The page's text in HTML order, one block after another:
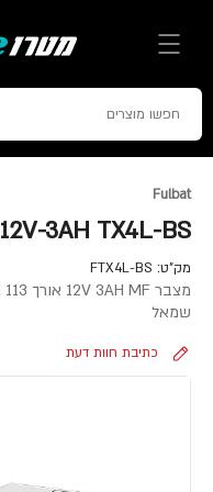
Fulbat
12V-3AH TX4L-BS מצבר
מק"ט: FTX4L-BS
שמאל
כתיבת חוות דעת